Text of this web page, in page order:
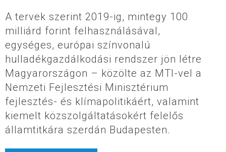
A tervek szerint 2019-ig, mintegy 100
milliárd forint felhasználásával,
egységes, európai színvonalú
hulladékgazdálkodási rendszer jön létre
Magyarországon – közölte az MTI-vel a
Nemzeti Fejlesztési Minisztérium
fejlesztés- és klímapolitikáért, valamint
kiemelt közszolgáltatásokért felelős
államtitkára szerdán Budapesten.